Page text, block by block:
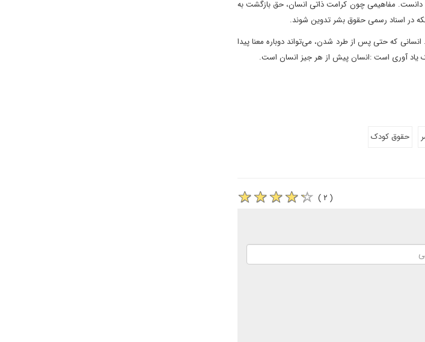
دانست. مفاهیمی چون کرامت ذاتی انسان، حق بازگشت به
در اسناد رسمی حقوق بشر تدوین شوند.
که حتی پس از طرد شدن، می‌تواند دوباره معنا پیدا
یاد آوری است :انسان پیش از هر جیز انسان است.
حقوق کودک
( ۲ )